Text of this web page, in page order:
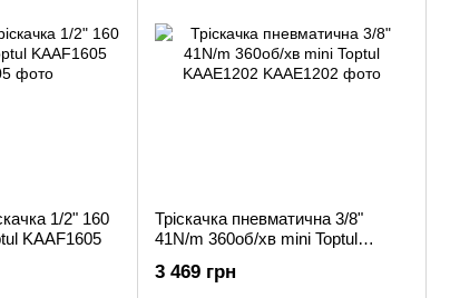
1/2" 160
KAAF1605
Тріскачка пневматична 3/8"
41N/m 360об/хв mini Toptul
3 469 грн